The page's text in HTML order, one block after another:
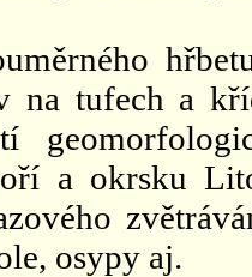
tufech a
a okrsku
osypy aj.